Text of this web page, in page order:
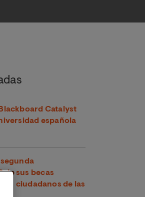
Judicatura de Ecuador
Catalyst
española
segunda
de sus becas
los ciudadanos de las